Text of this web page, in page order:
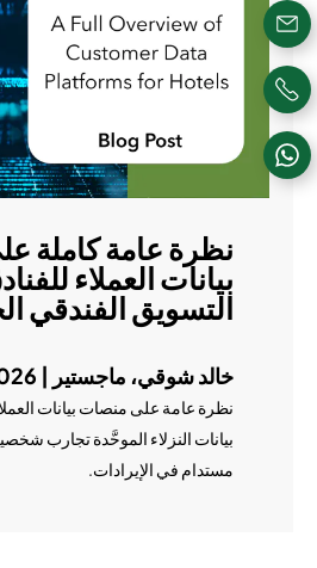
نظرة عامة كاملة
بيانات العملاء
التسويق الفندقي
خالد شوقي، ماجستير | 05.01.2026
نظرة عامة على منصات بيانات
بيانات النزلاء الموحَّدة تجارب
مستدام في الإيرادات.